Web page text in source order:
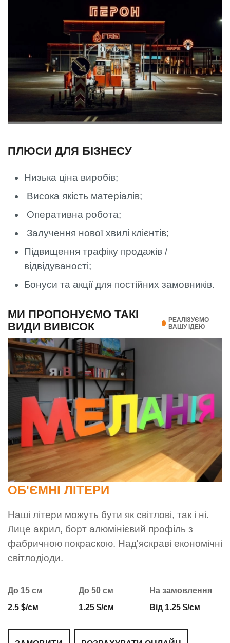
ПЛЮСИ ДЛЯ БІЗНЕСУ
Низька ціна виробів;
Висока якість матеріалів;
Оперативна робота;
Залучення нової хвилі клієнтів;
Підвищення трафіку продажів /
відвідуваності;
Бонуси та акції для постійних замовників.
МИ ПРОПОНУЄМО ТАКІ
ВИДИ ВИВІСОК
РЕАЛІЗУЄМО
ВАШУ ІДЕЮ
ОБ'ЄМНІ ЛІТЕРИ
Наші літери можуть бути як світлові, так і ні.
Лице акрил, борт алюмінієвий профіль з
фабричною покраскою. Над'яскраві економічні
світлодіоди.
До 15 см
2.5 $/см
До 50 см
1.25 $/см
На замовлення
Від 1.25 $/см